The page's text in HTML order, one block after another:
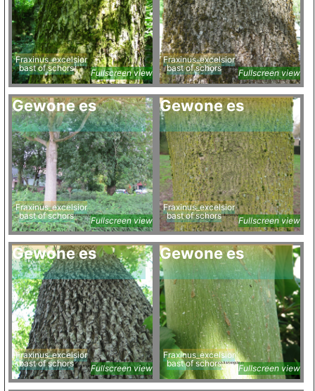
Fraxinus_excelsior
bast of schors
Fullscreen view
Fraxinus_excelsior
bast of schors
Fullscreen view
Gewone es
Fraxinus_excelsior
bast of schors
Fullscreen view
Gewone es
Fraxinus_excelsior
bast of schors
Fullscreen view
Gewone es
Fraxinus_excelsior
bast of schors
Fullscreen view
Gewone es
Fraxinus_excelsior
bast of schors
Fullscreen view